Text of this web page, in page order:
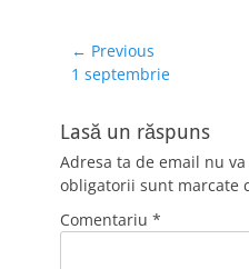
topoare, arme de foc
şi cocteiluri molotov,
dar mai
Navigare
în
← Previous
Previous
1 septembrie
Lasă un răspuns
Adresa ta de email nu
obligatorii sunt marcate
Comentariu *